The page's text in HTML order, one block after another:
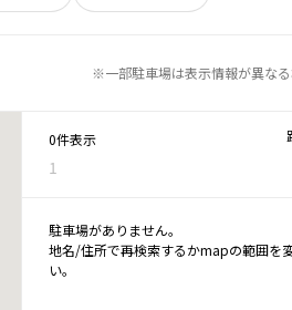
※一部駐車場は表示情報が異な
0件表示
1
駐車場がありません。
地名/住所で再検索するかmapの範囲を
い。